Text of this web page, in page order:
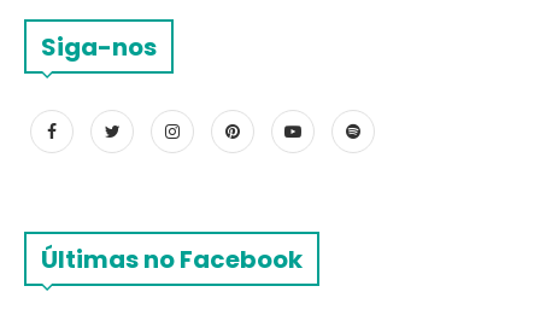
Siga-nos
Últimas no Facebook